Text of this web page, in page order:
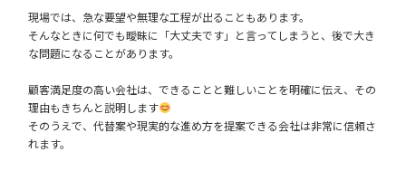
現場では、急な要望や無理な工程が出ることもあります。
そんなときに何でも曖昧に「大丈夫です」と言ってしまうと、後で大き
な問題になることがあります。
顧客満足度の高い会社は、できることと難しいことを明確に伝え、その
理由もきちんと説明します
そのうえで、代替案や現実的な進め方を提案できる会社は非常に信頼さ
れます。